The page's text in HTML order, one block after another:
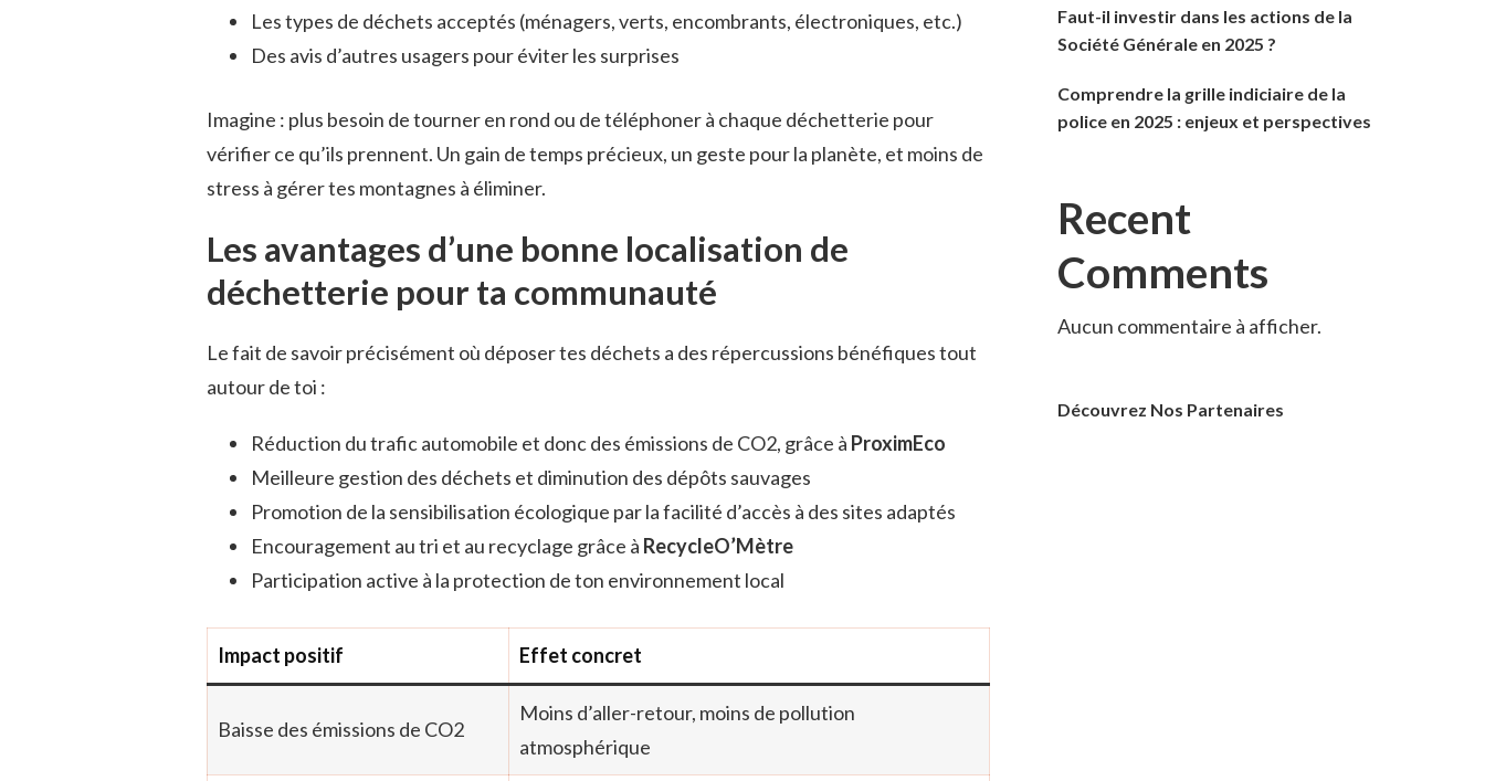
Les types de déchets acceptés (ménagers, verts, encombrants, électroniques, etc.)
Des avis d’autres usagers pour éviter les surprises
Imagine : plus besoin de tourner en rond ou de téléphoner à chaque déchetterie pour
vérifier ce qu’ils prennent. Un gain de temps précieux, un geste pour la planète, et moins de
stress à gérer tes montagnes à éliminer.
Les avantages d’une bonne localisation de
déchetterie pour ta communauté
Le fait de savoir précisément où déposer tes déchets a des répercussions bénéfiques tout
autour de toi :
Réduction du trafic automobile et donc des émissions de CO2, grâce à ProximEco
Meilleure gestion des déchets et diminution des dépôts sauvages
Promotion de la sensibilisation écologique par la facilité d’accès à des sites adaptés
Encouragement au tri et au recyclage grâce à RecycleO’Mètre
Participation active à la protection de ton environnement local
Impact positif Effet concret
Baisse des émissions de CO2
Moins d’aller-retour, moins de pollution
atmosphérique
Faut-il investir dans les actions de la
Société Générale en 2025 ?
Comprendre la grille indiciaire de la
police en 2025 : enjeux et perspectives
Recent
Comments
Aucun commentaire à afficher.
Découvrez Nos Partenaires